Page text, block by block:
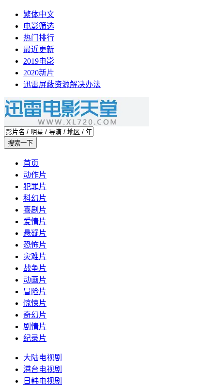
繁体中文
电影筛选
热门排行
最近更新
2019电影
2020新片
迅雷屏蔽资源解决办法
首页
动作片
犯罪片
科幻片
喜剧片
爱情片
悬疑片
恐怖片
灾难片
战争片
动画片
冒险片
惊悚片
奇幻片
剧情片
纪录片
大陆电视剧
港台电视剧
日韩电视剧